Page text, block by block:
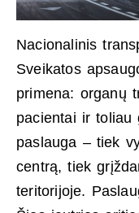
Nacionalinis
Sveikatos
primena: organų
pacientai ir toliau
paslauga – tiek
centrą, tiek
teritorijoje.